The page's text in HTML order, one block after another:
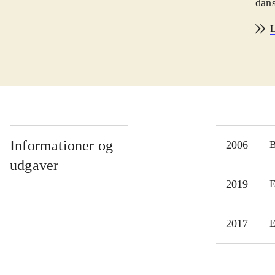
Informationer og
udgaver
2006
2019
2017